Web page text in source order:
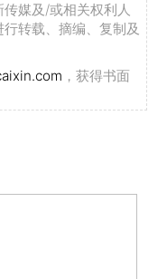
媒及/或相关权利人
转载、摘编、复制及
，获得书面